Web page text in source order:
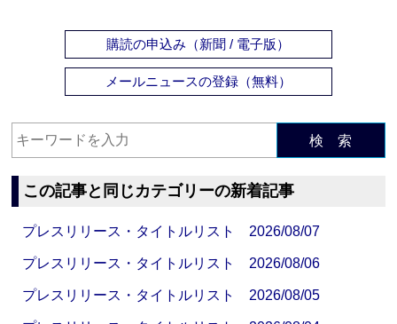
購読の申込み（新聞 / 電子版）
メールニュースの登録（無料）
検 索
この記事と同じカテゴリーの新着記事
プレスリリース・タイトルリスト 2026/08/07
プレスリリース・タイトルリスト 2026/08/06
プレスリリース・タイトルリスト 2026/08/05